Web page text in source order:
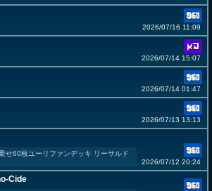
2026/07/16 11:09
2026/07/14 15:07
2026/07/14 01:47
2026/07/13 13:13
せ60枚ユーリファンデッキ リーサルド
2026/07/12 20:24
Cide